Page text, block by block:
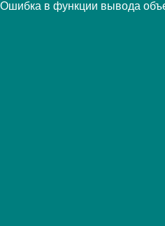
Ошибка в функции вывода